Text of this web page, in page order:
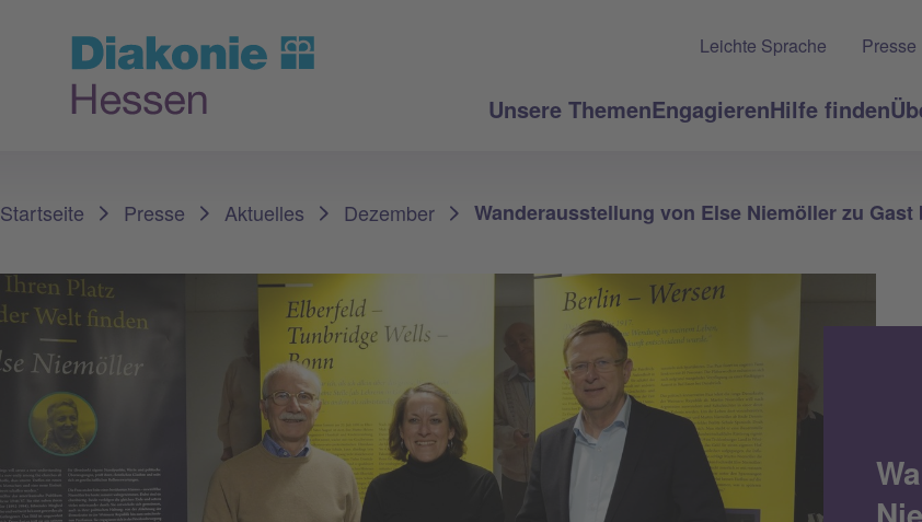
Unsere ThemenEngagierenHilfe finden
Leichte Sprache Presse
Startseite Presse Aktuelles Dezember Wanderausstellung von Else Niemöller zu Gast